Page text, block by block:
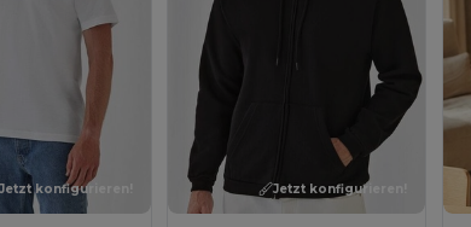
konfigurieren! Jetzt konfigurieren!